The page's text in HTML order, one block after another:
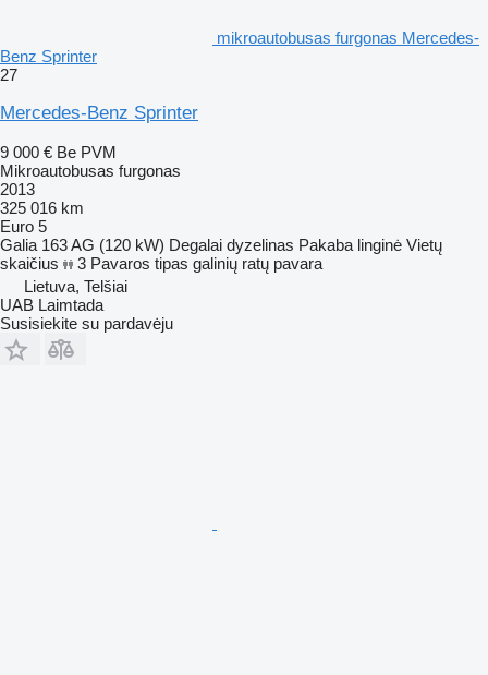
mikroautobusas furgonas Mercedes-
Benz Sprinter
27
Mercedes-Benz Sprinter
9 000 € Be PVM
Mikroautobusas furgonas
2013
325 016 km
Euro 5
Galia 163 AG (120 kW) Degalai dyzelinas Pakaba linginė Vietų
skaičius
3 Pavaros tipas galinių ratų pavara
Lietuva, Telšiai
UAB Laimtada
Susisiekite su pardavėju